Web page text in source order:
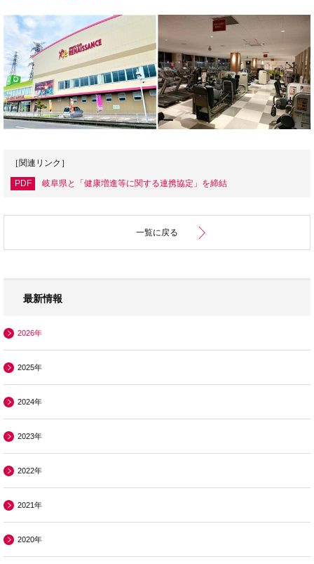
［関連リンク］
PDF 岐阜県と「健康増進等に関する連携協定」を締結
一覧に戻る
最新情報
2026年
2025年
2024年
2023年
2022年
2021年
2020年